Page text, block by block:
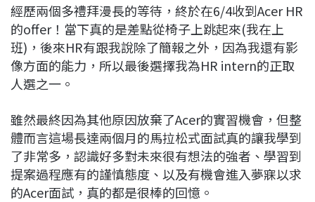
經歷兩個多禮拜漫長的等待，終於在6/4收到Acer HR
的offer！當下真的是差點從椅子上跳起來(我在上
班)，後來HR有跟我說除了簡報之外，因為我還有影
像方面的能力，所以最後選擇我為HR intern的正取
人選之一。
雖然最終因為其他原因放棄了Acer的實習機會，但整
體而言這場長達兩個月的馬拉松式面試真的讓我學到
了非常多，認識好多對未來很有想法的強者、學習到
提案過程應有的謹慎態度、以及有機會進入夢寐以求
的Acer面試，真的都是很棒的回憶。